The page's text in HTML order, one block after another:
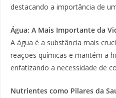
destacando a importância de
Água: A Mais Importante da
A água é a substância mais
reações químicas e mantém a
enfatizando a necessidade de
Nutrientes como Pilares da